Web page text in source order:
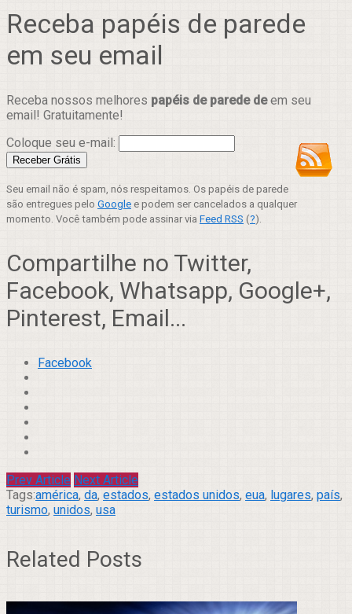
Receba papéis de parede
em seu email
Receba nossos melhores papéis de parede deem seu
email! Gratuitamente!
Coloque seu e-mail:
Seu email não é spam, nós respeitamos. Os papéis de parede
são entregues pelo Google e podem ser cancelados a qualquer
momento. Você também pode assinar via Feed RSS (?).
Compartilhe no Twitter,
Facebook, Whatsapp, Google+,
Pinterest, Email...
Facebook
Prev Article Next Article
Tags:américa, da, estados, estados unidos, eua, lugares, país,
turismo, unidos, usa
Related Posts